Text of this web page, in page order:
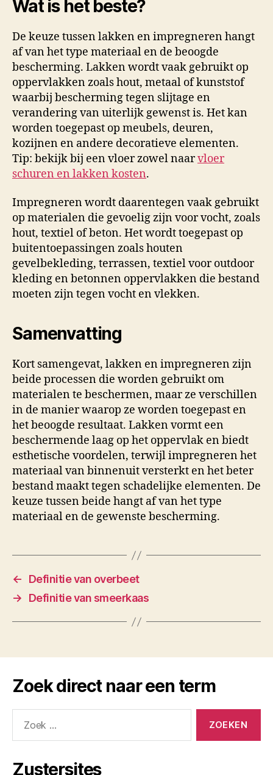
Wat is het beste?
De keuze tussen lakken en impregneren hangt
af van het type materiaal en de beoogde
bescherming. Lakken wordt vaak gebruikt op
oppervlakken zoals hout, metaal of kunststof
waarbij bescherming tegen slijtage en
verandering van uiterlijk gewenst is. Het kan
worden toegepast op meubels, deuren,
kozijnen en andere decoratieve elementen.
Tip: bekijk bij een vloer zowel naarvloer
schuren en lakken kosten.
Impregneren wordt daarentegen vaak gebruikt
op materialen die gevoelig zijn voor vocht, zoals
hout, textiel of beton. Het wordt toegepast op
buitentoepassingen zoals houten
gevelbekleding, terrassen, textiel voor outdoor
kleding en betonnen oppervlakken die bestand
moeten zijn tegen vocht en vlekken.
Samenvatting
Kort samengevat, lakken en impregneren zijn
beide processen die worden gebruikt om
materialen te beschermen, maar ze verschillen
in de manier waarop ze worden toegepast en
het beoogde resultaat. Lakken vormt een
beschermende laag op het oppervlak en biedt
esthetische voordelen, terwijl impregneren het
materiaal van binnenuit versterkt en het beter
bestand maakt tegen schadelijke elementen. De
keuze tussen beide hangt af van het type
materiaal en de gewenste bescherming.
←
Definitie van overbeet
→
Definitie van smeerkaas
Zoek direct naar een term
naar:
Zustersites